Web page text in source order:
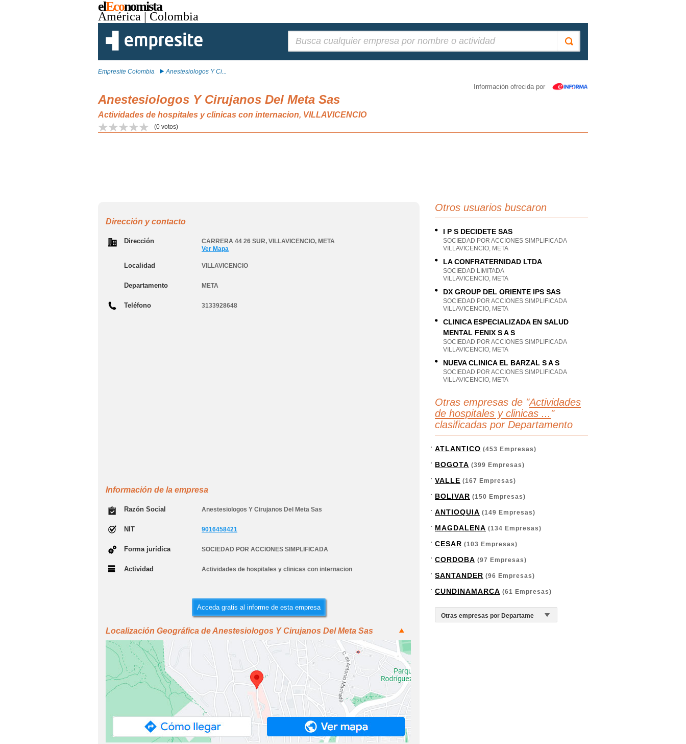
elEconomista
América | Colombia
Empresite Colombia Anestesiologos Y Ci...
Información ofrecida por
Anestesiologos Y Cirujanos Del Meta Sas
Actividades de hospitales y clinicas con internacion, VILLAVICENCIO
(0 votos)
Dirección y contacto
Dirección CARRERA 44 26 SUR, VILLAVICENCIO, META
Ver Mapa
Localidad VILLAVICENCIO
Departamento META
Teléfono 3133928648
Información de la empresa
Razón Social Anestesiologos Y Cirujanos Del Meta Sas
NIT 9016458421
Forma jurídica SOCIEDAD POR ACCIONES SIMPLIFICADA
Actividad Actividades de hospitales y clinicas con internacion
Acceda gratis al informe de esta empresa
Localización Geográfica de Anestesiologos Y Cirujanos Del Meta Sas
Otros usuarios buscaron
I P S DECIDETE SAS
SOCIEDAD POR ACCIONES SIMPLIFICADA
VILLAVICENCIO, META
LA CONFRATERNIDAD LTDA
SOCIEDAD LIMITADA
VILLAVICENCIO, META
DX GROUP DEL ORIENTE IPS SAS
SOCIEDAD POR ACCIONES SIMPLIFICADA
VILLAVICENCIO, META
CLINICA ESPECIALIZADA EN SALUD
MENTAL FENIX S A S
SOCIEDAD POR ACCIONES SIMPLIFICADA
VILLAVICENCIO, META
NUEVA CLINICA EL BARZAL S A S
SOCIEDAD POR ACCIONES SIMPLIFICADA
VILLAVICENCIO, META
Otras empresas de "Actividades
de hospitales y clinicas ... "
clasificadas por Departamento
ATLANTICO (453 Empresas)
BOGOTA (399 Empresas)
VALLE (167 Empresas)
BOLIVAR (150 Empresas)
ANTIOQUIA (149 Empresas)
MAGDALENA (134 Empresas)
CESAR (103 Empresas)
CORDOBA (97 Empresas)
SANTANDER (96 Empresas)
CUNDINAMARCA (61 Empresas)